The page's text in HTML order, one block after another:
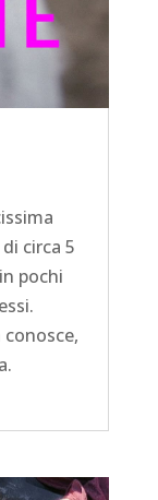
circa 5
pochi